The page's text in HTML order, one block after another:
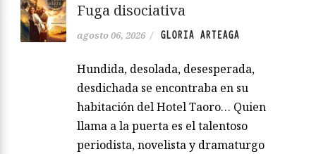
Fuga disociativa
agosto 06, 2026 / GLORIA ARTEAGA
Hundida, desolada, desesperada,
desdichada se encontraba en su
habitación del Hotel Taoro… Quien
llama a la puerta es el talentoso
periodista, novelista y dramaturgo